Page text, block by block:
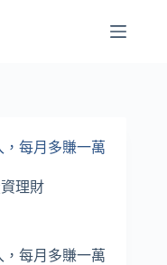
每月多賺一萬
理財
每月多賺一萬